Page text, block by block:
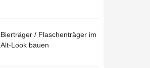
Bierträger / Flaschenträger im
Alt-Look bauen